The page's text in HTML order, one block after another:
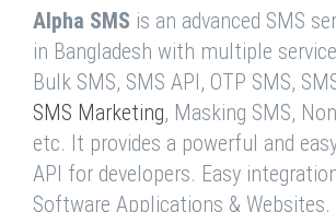
Alpha SMS is an advanced SMS
in Bangladesh with multiple
Bulk SMS, SMS API, OTP SMS,
SMS Marketing, Masking SMS,
etc. It provides a powerful and
API for developers. Easy
Software Applications & Websites.